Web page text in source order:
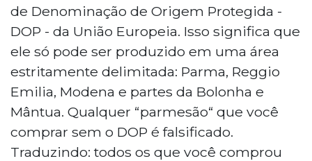
de Denominação de Origem Protegida -
DOP - da União Europeia. Isso significa que
ele só pode ser produzido em uma área
estritamente delimitada: Parma, Reggio
Emilia, Modena e partes da Bolonha e
Mântua. Qualquer “parmesão“ que você
comprar sem o DOP é falsificado.
Traduzindo: todos os que você comprou